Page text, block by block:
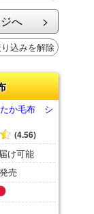
へ
込みを解除
たか毛布 シ
(4.56)
け可能
売